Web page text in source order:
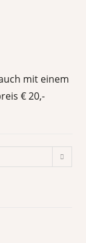
mit einem
€ 20,-